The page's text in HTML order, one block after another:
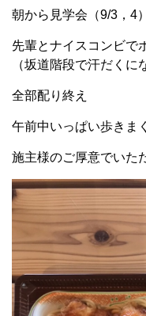
朝から見学会（9/3，4
先輩とナイスコンビで
（坂道階段で汗だくに
全部配り終え
午前中いっぱい歩きま
施主様のご厚意でいた